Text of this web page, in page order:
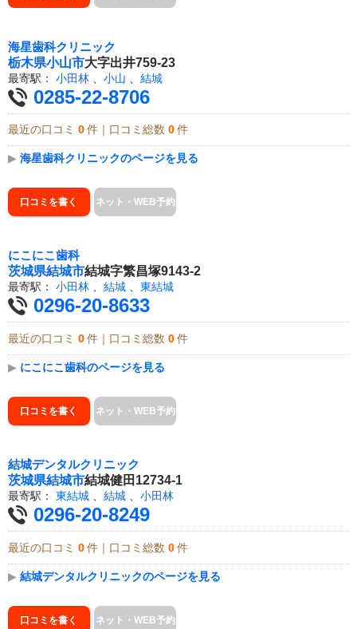
海星歯科クリニック
栃木県小山市大字出井759-23
最寄駅： 小田林 小山 結城
0285-22-8706
最近の口コミ 0 件｜口コミ総数 0 件
▶ 海星歯科クリニックのページを見る
口コミを書く ネット・WEB予約
にこにこ歯科
茨城県結城市結城字繁昌塚9143-2
最寄駅： 小田林 、 結城 、 東結城
0296-20-8633
最近の口コミ 0 件｜口コミ総数 0 件
▶ にこにこ歯科のページを見る
口コミを書く ネット・WEB予約
結城デンタルクリニック
茨城県結城市結城健田12734-1
最寄駅： 東結城 結城 小田林
0296-20-8249
最近の口コミ 0 件｜口コミ総数 0 件
▶ 結城デンタルクリニックのページを見る
口コミを書く ネット・WEB予約